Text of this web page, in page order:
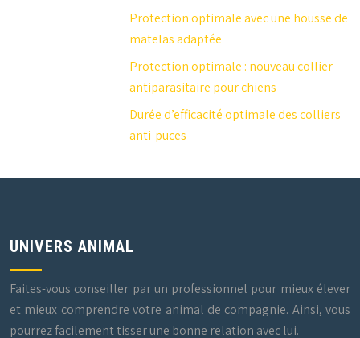
Protection optimale avec une housse de
matelas adaptée
Protection optimale : nouveau collier
antiparasitaire pour chiens
Durée d’efficacité optimale des colliers
anti-puces
UNIVERS ANIMAL
Faites-vous conseiller par un professionnel pour mieux élever
et mieux comprendre votre animal de compagnie. Ainsi, vous
pourrez facilement tisser une bonne relation avec lui.